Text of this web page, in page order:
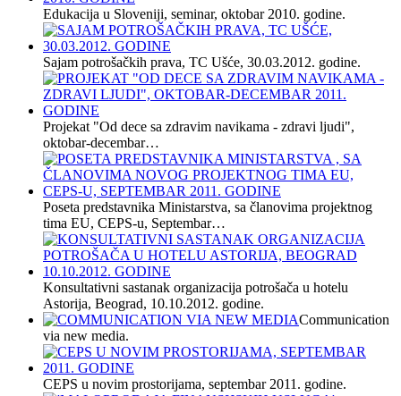
Edukacija u Sloveniji, seminar, oktobar 2010. godine.
Sajam potrošačkih prava, TC Ušće, 30.03.2012. godine.
Projekat "Od dece sa zdravim navikama - zdravi ljudi",
oktobar-decembar…
Poseta predstavnika Ministarstva, sa članovima projektnog
tima EU, CEPS-u, Septembar…
Konsultativni sastanak organizacija potrošača u hotelu
Astorija, Beograd, 10.10.2012. godine.
Communication
via new media.
CEPS u novim prostorijama, septembar 2011. godine.